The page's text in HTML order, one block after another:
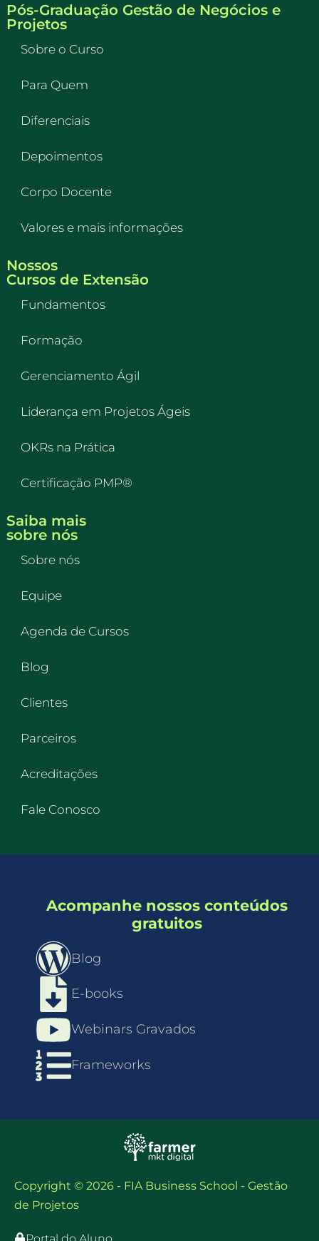
Pós-Graduação Gestão de Negócios e
Projetos
Sobre o Curso
Para Quem
Diferenciais
Depoimentos
Corpo Docente
Valores e mais informações
Nossos
Cursos de Extensão
Fundamentos
Formação
Gerenciamento Ágil
Liderança em Projetos Ágeis
OKRs na Prática
Certificação PMP®
Saiba mais
sobre nós
Sobre nós
Equipe
Agenda de Cursos
Blog
Clientes
Parceiros
Acreditações
Fale Conosco
Acompanhe nossos conteúdos
gratuitos
Blog
E-books
Webinars Gravados
Frameworks
Copyright © 2026 - FIA Business School - Gestão
de Projetos
Portal do Aluno